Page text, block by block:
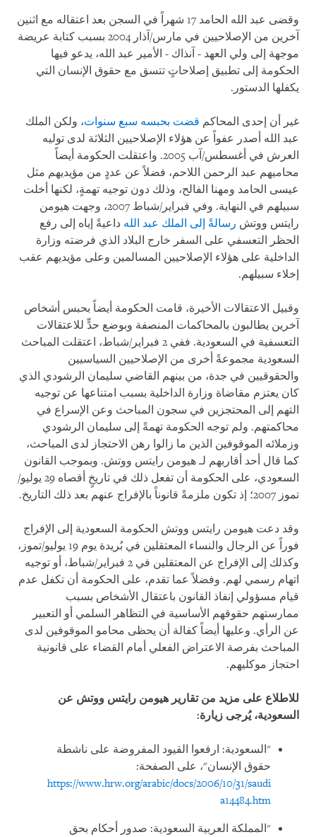
وقضى عبد الله الحامد 17 شهراً في السجن بعد اعتقاله مع اثنين
آخرين من الإصلاحيين في مارس/آذار 2004 بسبب كتابة عريضة
موجهة إلى ولي العهد - آنذاك - الأمير عبد الله، يدعو فيها
الحكومة إلى تطبيق إصلاحاتٍ تتسق مع حقوق الإنسان التي
يكفلها الدستور.
غير أن إحدى المحاكم قضت بحبسه سبع سنوات، ولكن الملك
عبد الله أصدر عفواً عن هؤلاء الإصلاحيين الثلاثة لدى توليه
العرش في أغسطس/آب 2005. واعتقلت الحكومة أيضاً
محاميهم عبد الرحمن اللاحم، فضلاً عن عددٍ من مؤيديهم مثل
عيسى الحامد ومهنا الفالح، وذلك دون توجيه تهمةٍ، لكنها أخلت
سبيلهم في النهاية. وفي فبراير/شباط 2007، وجهت هيومن
رايتس ووتش رسالةً إلى الملك عبد الله داعيةً إياه إلى رفع
الحظر التعسفي على السفر خارج البلاد الذي فرضته وزارة
الداخلية على هؤلاء الإصلاحيين المسالمين وعلى مؤيديهم عقب
إخلاء سبيلهم.
وقبيل الاعتقالات الأخيرة، قامت الحكومة أيضاً بحبس أشخاص
آخرين يطالبون بالمحاكمات المنصفة وبوضع حدٍّ للاعتقالات
التعسفية في السعودية. ففي 2 فبراير/شباط، اعتقلت المباحث
السعودية مجموعةً أخرى من الإصلاحيين السياسيين
والحقوقيين في جدة، من بينهم القاضي سليمان الرشودي الذي
كان يعتزم مقاضاة وزارة الداخلية بسبب امتناعها عن توجيه
التهم إلى المحتجزين في سجون المباحث وعن الإسراع في
محاكمتهم. ولم توجه الحكومة تهمةً إلى سليمان الرشودي
وزملائه الموقوفين الذين ما زالوا رهن الاحتجاز لدى المباحث،
كما قال أحد أقاربهم لـ هيومن رايتس ووتش. وبموجب القانون
السعودي، على الحكومة أن تفعل ذلك في تاريخٍ أقصاه 29 يوليو/
تموز 2007؛ إذ تكون ملزمةً قانوناً بالإفراج عنهم بعد ذلك التاريخ.
وقد دعت هيومن رايتس ووتش الحكومة السعودية إلى الإفراج
فوراً عن الرجال والنساء المعتقلين في بُريدة يوم 19 يوليو/تموز،
وكذلك إلى الإفراج عن المعتقلين في 2 فبراير/شباط، أو توجيه
اتهام رسمي لهم. وفضلاً عما تقدم، على الحكومة أن تكفل عدم
قيام مسؤولي إنفاذ القانون باعتقال الأشخاص بسبب
ممارستهم حقوقهم الأساسية في التظاهر السلمي أو التعبير
عن الرأي. وعليها أيضاً كفالة أن يحظى محامو الموقوفين لدى
المباحث بفرصة الاعتراض الفعلي أمام القضاء على قانونية
احتجاز موكليهم.
للاطلاع على مزيد من تقارير هيومن رايتس ووتش عن
السعودية، يُرجى زيارة:
"السعودية: ارفعوا القيود المفروضة على ناشطة
حقوق الإنسان"، على الصفحة:
https://www.hrw.org/arabic/docs/2006/10/31/saudi
a14484.htm
"المملكة العربية السعودية: صدور أحكام بحق